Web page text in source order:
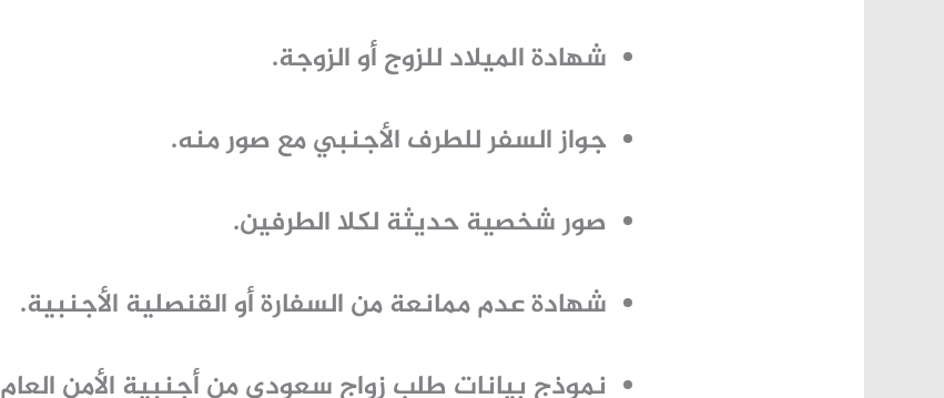
شهادة الميلاد للزوج أو الزوجة.
جواز السفر للطرف الأجنبي مع صور منه.
صور شخصية حديثة لكلا الطرفين.
شهادة عدم ممانعة من السفارة أو القنصلية الأجنبية.
نموذج بيانات طلب زواج سعودي من أجنبية الأمن العام